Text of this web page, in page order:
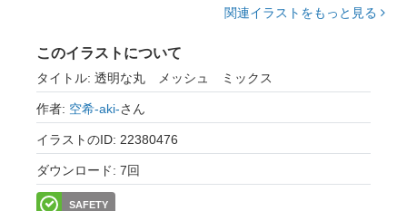
関連イラストをもっと見る
このイラストについて
タイトル: 透明な丸 メッシュ ミックス
作者: 空希-aki-さん
イラストのID: 22380476
ダウンロード: 7回
SAFETY